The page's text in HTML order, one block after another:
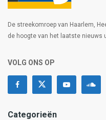
De streekomroep van Haarlem,
de hoogte van het laatste nieuws
VOLG ONS OP
Categorieën